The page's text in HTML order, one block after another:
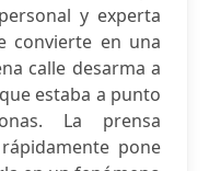
y experta
convierte en una
calle desarma a
estaba a punto
La prensa
pone